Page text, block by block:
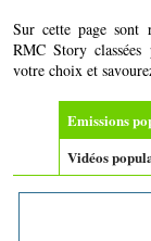
Sur cette page sont
RMC Story
votre choix et
Emissions
Vidéos